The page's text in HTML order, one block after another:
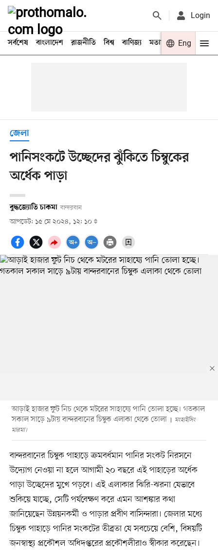
Login
সর্বশেষ বাংলাদেশ রাজনীতি বিশ্ব বাণিজ্য মতামত খেলা
Eng
জেলা
পানিসংকটে উচ্ছেদের ঝুঁকিতে চিম্বুকের
অর্ধেক পাড়া
বুদ্ধজ্যোতি চাকমা বান্দরবান
আপডেট: ১৫ মে ২০২৪, ১২: ১০
আড়াই হাজার ফুট নিচ থেকে মটরের সাহায্যে পানি তোলা হচ্ছে। গতকাল
সকাল সাড়ে ৯টায় বান্দরবানের চিম্বুক এলাকা থেকে তোলা
মংহাইসিং
মারমা।
বান্দরবানের চিম্বুক পাহাড়ে ক্রমবর্ধমান পানির সংকট নিরসনে
উদ্যোগ নেওয়া না হলে আগামী ২০ বছরে এই পাহাড়ের অর্ধেক
পাড়া উচ্ছেদের মুখে পড়বে। এই এলাকার ঝিরি-ঝরনা যেভাবে
শুকিয়ে যাচ্ছে, সেটি পর্যবেক্ষণ করে এমন আশঙ্কার কথা
জানিয়েছেন উন্নয়নকর্মী ও পাড়ার প্রবীণ বাসিন্দারা। জেলার মধ্যে
চিম্বুক পাহাড়ে পানির সংকটের তীব্রতা যে সবচেয়ে বেশি, বিষয়টি
জনস্বাস্থ্য প্রকৌশল অধিদপ্তরের প্রকৌশলীরাও স্বীকার করেছেন।